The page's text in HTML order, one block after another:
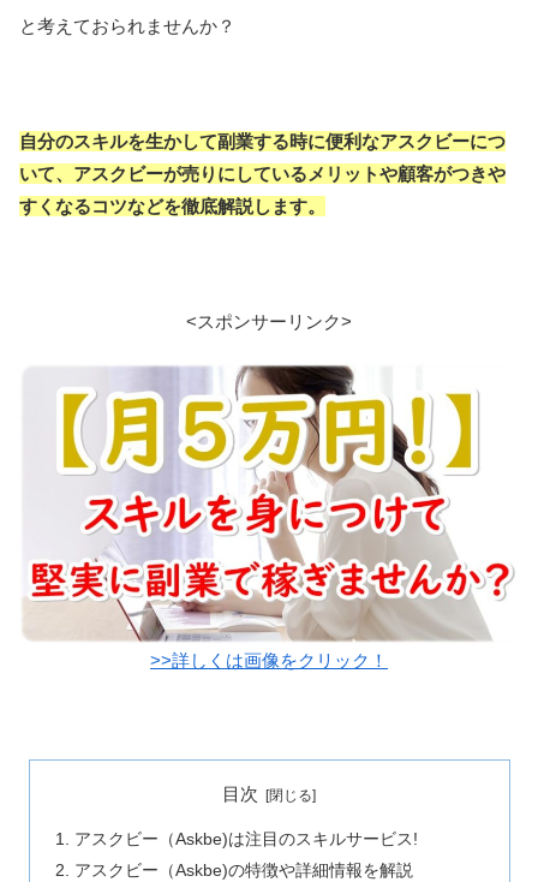
と考えておられませんか？
自分のスキルを生かして副業する時に便利なアスクビーにつ
いて、アスクビーが売りにしているメリットや顧客がつきや
すくなるコツなどを徹底解説します。
<スポンサーリンク>
>>詳しくは画像をクリック！
目次
アスクビー（Askbe)は注目のスキルサービス!
アスクビー（Askbe)の特徴や詳細情報を解説